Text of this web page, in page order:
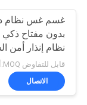
منتجات
معلومات
غسم غس نظام
بدون مفتاح ذكي
نظام إنذار أمن
موثوق بها
الاتصال